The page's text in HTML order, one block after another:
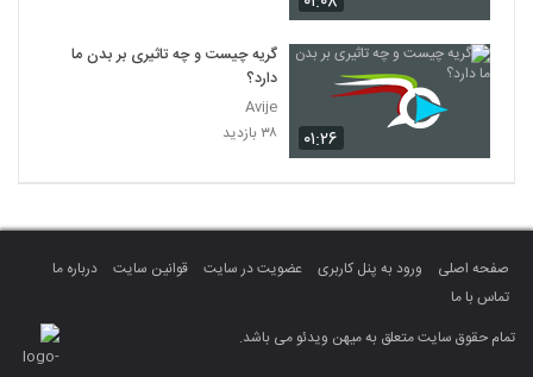
۰۱:۲۶
گریه چیست و چه تاثیری بر بدن ما
دارد؟
Avije
۳۸ بازدید
صفحه اصلی ورود به پنل کاربری عضویت در سایت قوانین سایت
درباره ما
تماس با ما
تمام حقوق سایت متعلق به میهن ویدئو می باشد.